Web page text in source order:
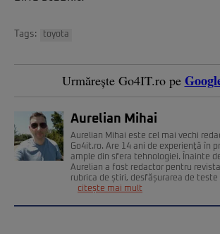
Tags: toyota
Urmărește Go4IT.ro pe
Aurelian Mihai
Aurelian Mihai este cel mai vechi
Go4it.ro. Are 14 ani de experienţă în
ample din sfera tehnologiei. Înainte
Aurelian a fost redactor pentru
rubrica de știri, desfășurarea de teste
citește mai mult